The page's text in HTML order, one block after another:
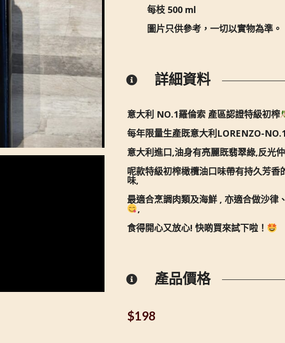
每枝 500 ml
圖片只供參考，一切以實物為準。
詳細資料
意大利 NO.1羅倫索 產區認證特級初榨
每年限量生產既意大利LORENZO-
意大利進口,油身有亮麗既翡翠綠,反光
呢款特級初榨橄欖油口味帶有持久芳香
味,
最適合烹調肉類及海鮮 , 亦適合做沙律
,
食得開心又放心! 快啲買來試下啦！
產品價格
$198